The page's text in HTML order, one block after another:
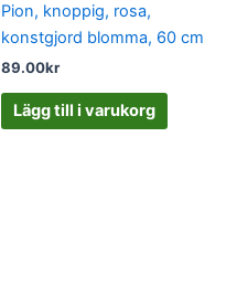
Pion, knoppig, rosa,
konstgjord blomma, 60 cm
89.00kr
Lägg till i varukorg